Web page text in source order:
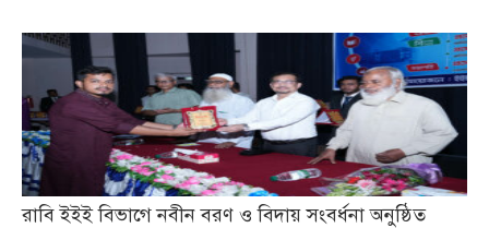
রাবি ইইই বিভাগে নবীন বরণ ও বিদায় সংবর্ধনা অনুষ্ঠিত